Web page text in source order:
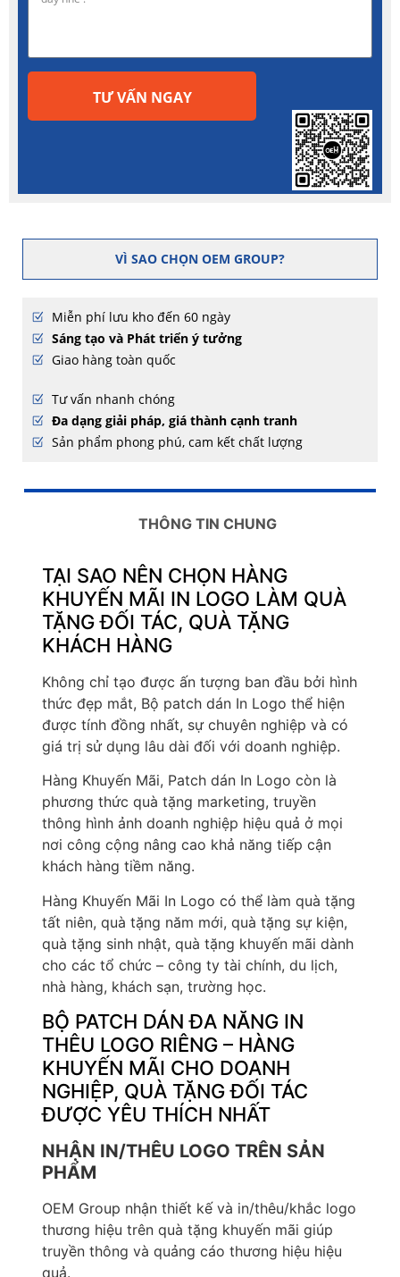
TƯ VẤN NGAY
VÌ SAO CHỌN OEM GROUP?
Miễn phí lưu kho đến 60 ngày
Sáng tạo và Phát triển ý tưởng
Giao hàng toàn quốc
Tư vấn nhanh chóng
Đa dạng giải pháp, giá thành cạnh tranh
Sản phẩm phong phú, cam kết chất lượng
THÔNG TIN CHUNG
TẠI SAO NÊN CHỌN HÀNG
KHUYẾN MÃI IN LOGO LÀM QUÀ
TẶNG ĐỐI TÁC, QUÀ TẶNG
KHÁCH HÀNG
Không chỉ tạo được ấn tượng ban đầu bởi hình
thức đẹp mắt, Bộ patch dán In Logo thể hiện
được tính đồng nhất, sự chuyên nghiệp và có
giá trị sử dụng lâu dài đối với doanh nghiệp.
Hàng Khuyến Mãi, Patch dán In Logo còn là
phương thức quà tặng marketing, truyền
thông hình ảnh doanh nghiệp hiệu quả ở mọi
nơi công cộng nâng cao khả năng tiếp cận
khách hàng tiềm năng.
Hàng Khuyến Mãi In Logo có thể làm quà tặng
tất niên, quà tặng năm mới, quà tặng sự kiện,
quà tặng sinh nhật, quà tặng khuyến mãi dành
cho các tổ chức – công ty tài chính, du lịch,
nhà hàng, khách sạn, trường học.
BỘ PATCH DÁN ĐA NĂNG IN
THÊU LOGO RIÊNG – HÀNG
KHUYẾN MÃI CHO DOANH
NGHIỆP, QUÀ TẶNG ĐỐI TÁC
ĐƯỢC YÊU THÍCH NHẤT
NHẬN IN/THÊU LOGO TRÊN SẢN
PHẨM
OEM Group nhận thiết kế và in/thêu/khắc logo
thương hiệu trên quà tặng khuyến mãi giúp
truyền thông và quảng cáo thương hiệu hiệu
quả.